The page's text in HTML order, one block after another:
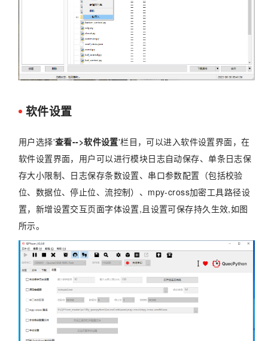
软件设置
用户选择'查看-->软件设置'栏目，可以进入软件设置界面，在
软件设置界面，用户可以进行模块日志自动保存、单条日志保
存大小限制、日志保存条数设置、串口参数配置（包括校验
位、数据位、停止位、流控制）、mpy-cross加密工具路径设
置，新增设置交互页面字体设置,且设置可保存持久生效,如图
所示。